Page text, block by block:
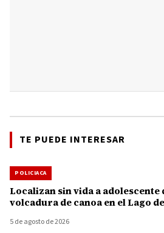
TE PUEDE INTERESAR
POLICIACA
Localizan sin vida a
volcadura de canoa en el Lago
5 de agosto de 2026